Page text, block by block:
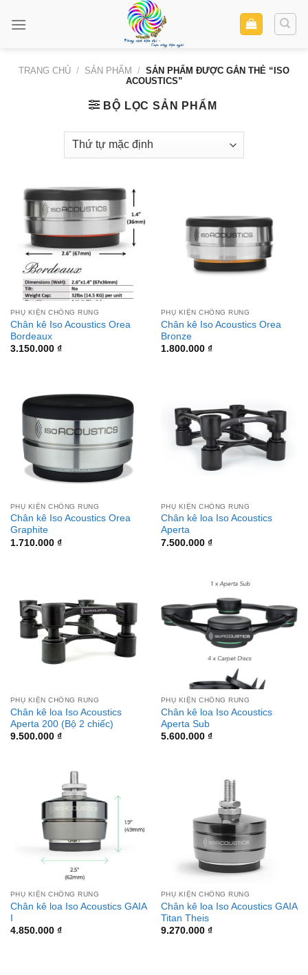
TRANG CHỦ / SẢN PHẨM / SẢN PHẨM ĐƯỢC GẮN THẺ “ISO
ACOUSTICS”
BỘ LỌC SẢN PHẨM
PHỤ KIỆN CHỐNG RUNG
Chân kê Iso Acoustics Orea
Bordeaux
3.150.000 ₫
PHỤ KIỆN CHỐNG RUNG
Chân kê Iso Acoustics Orea
Bronze
1.800.000 ₫
PHỤ KIỆN CHỐNG RUNG
Chân kê Iso Acoustics Orea
Graphite
1.710.000 ₫
PHỤ KIỆN CHỐNG RUNG
Chân kê loa Iso Acoustics
Aperta
7.500.000 ₫
PHỤ KIỆN CHỐNG RUNG
Chân kê loa Iso Acoustics
Aperta 200 (Bộ 2 chiếc)
9.500.000 ₫
PHỤ KIỆN CHỐNG RUNG
Chân kê loa Iso Acoustics
Aperta Sub
5.600.000 ₫
PHỤ KIỆN CHỐNG RUNG
Chân kê loa Iso Acoustics GAIA
4.850.000 ₫
PHỤ KIỆN CHỐNG RUNG
Chân kê loa Iso Acoustics GAIA
Titan Theis
9.270.000 ₫